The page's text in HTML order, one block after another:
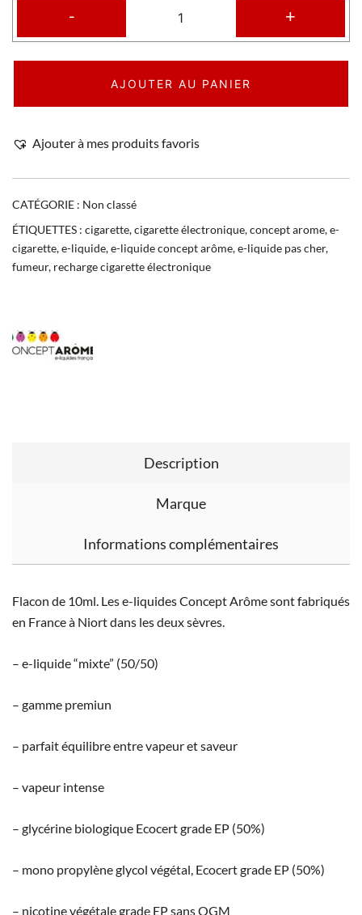
- +
AJOUTER AU PANIER
Ajouter à mes produits favoris
CATÉGORIE : Non classé
ÉTIQUETTES : cigarette,cigarette électronique,concept arome,e-
cigarette,e-liquide,e-liquide concept arôme,e-liquide pas cher,
fumeur, recharge cigarette électronique
Description
Marque
Informations complémentaires
Flacon de 10ml. Les e-liquides Concept Arôme sont fabriqués
en France à Niort dans les deux sèvres.
– e-liquide “mixte” (50/50)
– gamme premiun
– parfait équilibre entre vapeur et saveur
– vapeur intense
– glycérine biologique Ecocert grade EP (50%)
– mono propylène glycol végétal, Ecocert grade EP (50%)
– nicotine végétale grade EP sans OGM